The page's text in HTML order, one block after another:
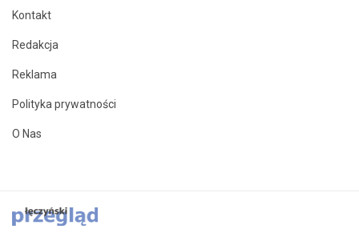
Kontakt
Redakcja
Reklama
Polityka prywatności
O Nas